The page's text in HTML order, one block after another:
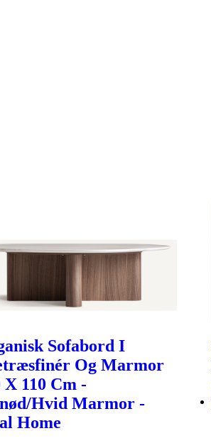
Sofabord I
Og Marmor
X 110 Cm -
Hvid Marmor -
Home